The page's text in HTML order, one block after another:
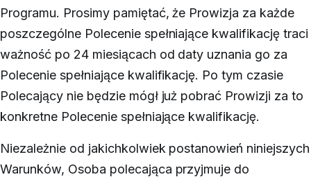
Programu. Prosimy pamiętać, że Prowizja za każde
poszczególne Polecenie spełniające kwalifikację traci
ważność po 24 miesiącach od daty uznania go za
Polecenie spełniające kwalifikację. Po tym czasie
Polecający nie będzie mógł już pobrać Prowizji za to
konkretne Polecenie spełniające kwalifikację.
Niezależnie od jakichkolwiek postanowień niniejszych
Warunków, Osoba polecająca przyjmuje do